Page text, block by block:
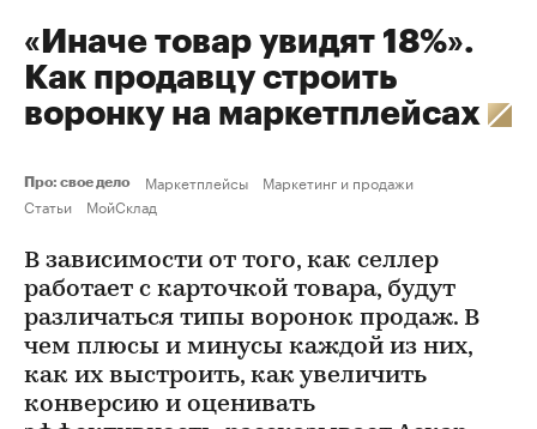
«Иначе товар увидят 18%».
Как продавцу строить
воронку на маркетплейсах
Про: свое дело Маркетплейсы
Маркетинг и продажи
Статьи
МойСклад
В зависимости от того, как селлер
работает с карточкой товара, будут
различаться типы воронок продаж. В
чем плюсы и минусы каждой из них,
как их выстроить, как увеличить
конверсию и оценивать